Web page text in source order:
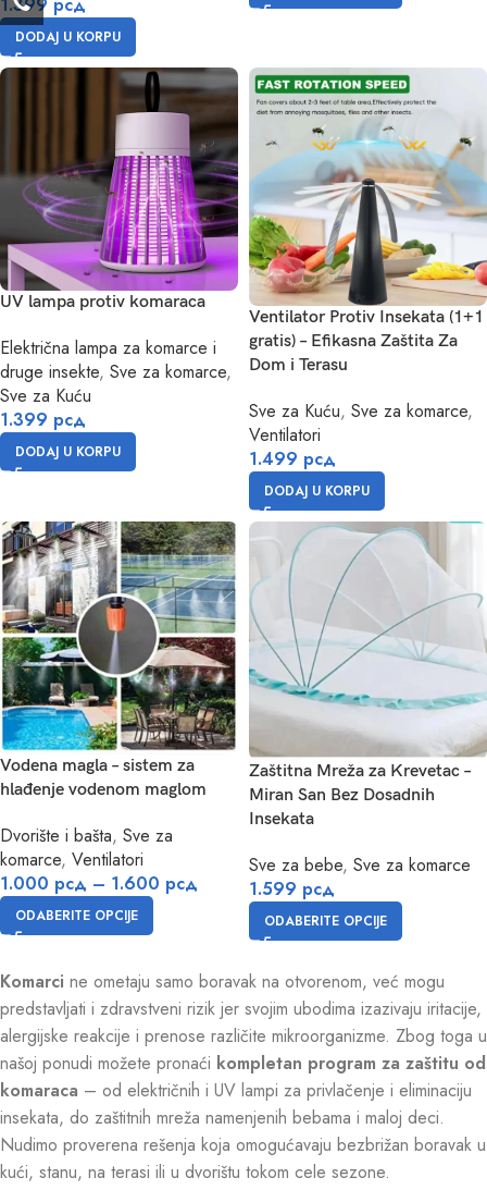
DODAJ U KORPU
UV lampa protiv komaraca
Električna lampa za komarce i
druge insekte, Sve za komarce,
Sve za Kuću
1.399 рсд
DODAJ U KORPU
Ventilator Protiv Insekata (1+1
gratis) – Efikasna Zaštita Za
Dom i Terasu
Sve za Kuću, Sve za komarce,
Ventilatori
1.499 рсд
DODAJ U KORPU
Vodena magla – sistem za
hlađenje vodenom maglom
Dvorište i bašta, Sve za
komarce, Ventilatori
1.000 рсд – 1.600 рсд
ODABERITE OPCIJE
Zaštitna Mreža za Krevetac –
Miran San Bez Dosadnih
Insekata
Sve za bebe, Sve za komarce
1.599 рсд
ODABERITE OPCIJE
Komarci ne ometaju samo boravak na otvorenom, već mogu
predstavljati i zdravstveni rizik jer svojim ubodima izazivaju iritacije,
alergijske reakcije i prenose različite mikroorganizme. Zbog toga u
našoj ponudi možete pronaći kompletan program za zaštitu od
komaraca – od električnih i UV lampi za privlačenje i eliminaciju
insekata, do zaštitnih mreža namenjenih bebama i maloj deci.
Nudimo proverena rešenja koja omogućavaju bezbrižan boravak u
kući, stanu, na terasi ili u dvorištu tokom cele sezone.